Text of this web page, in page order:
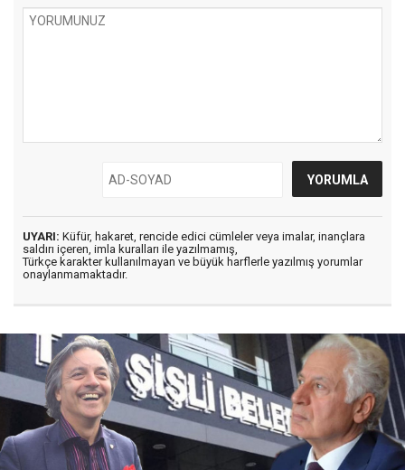
UYARI: Küfür, hakaret, rencide edici cümleler veya imalar, inançlara
saldırı içeren, imla kuralları ile yazılmamış,
Türkçe karakter kullanılmayan ve büyük harflerle yazılmış yorumlar
onaylanmamaktadır.